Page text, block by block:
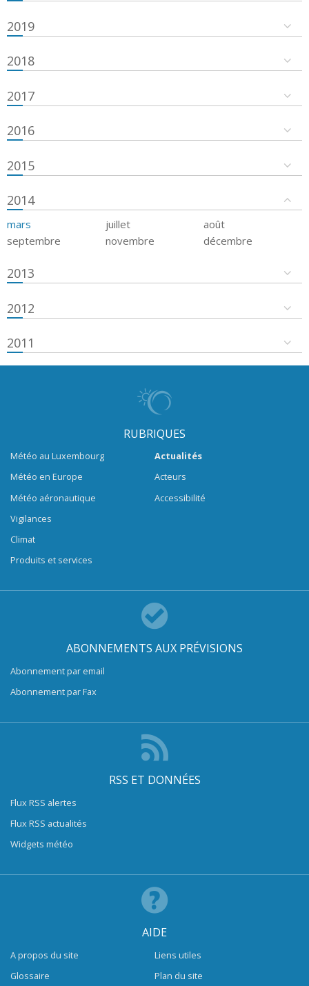
2019
2018
2017
2016
2015
2014
mars juillet
août
septembre
novembre décembre
2013
2012
2011
RUBRIQUES
Météo au Luxembourg
Météo en Europe
Météo aéronautique
Vigilances
Climat
Produits et services
Actualités
Acteurs
Accessibilité
ABONNEMENTS AUX PRÉVISIONS
Abonnement par email
Abonnement par Fax
RSS ET DONNÉES
Flux RSS alertes
Flux RSS actualités
Widgets météo
AIDE
A propos du site
Glossaire
Liens utiles
Plan du site